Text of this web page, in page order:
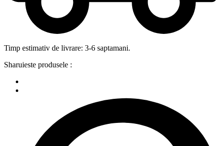
Timp estimativ de livrare: 3-6 saptamani.
Sharuieste produsele :